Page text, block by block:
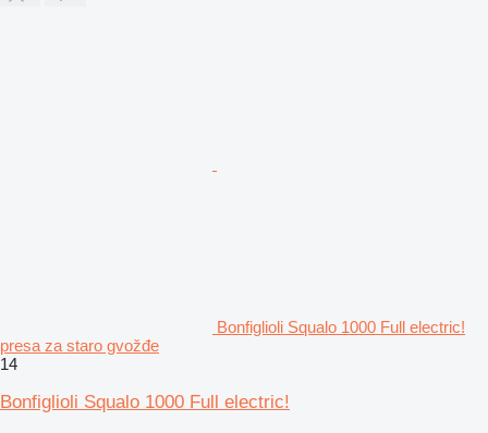
Bonfiglioli Squalo 1000 Full electric!
presa za staro gvožđe
14
Bonfiglioli Squalo 1000 Full electric!